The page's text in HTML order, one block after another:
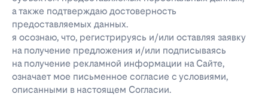
а также подтверждаю достоверность
предоставляемых данных.
я осознаю, что, регистрируясь и/или оставляя заявку
на получение предложения и/или подписываясь
на получение рекламной информации на Сайте,
означает мое письменное согласие с условиями,
описанными в настоящем Согласии.